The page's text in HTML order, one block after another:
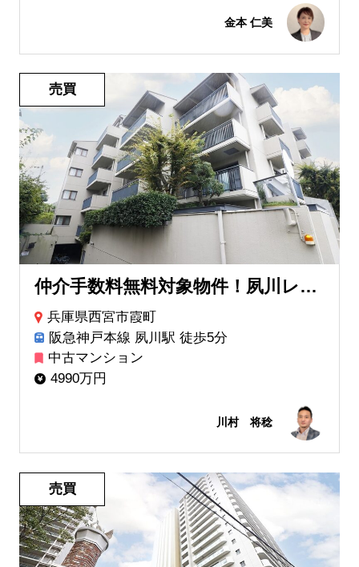
金本 仁美
仲介手数料無料対象物件！夙川レックスマンション
兵庫県西宮市霞町
阪急神戸本線 夙川駅 徒歩5分
中古マンション
4990万円
川村 将稔
売買
売買